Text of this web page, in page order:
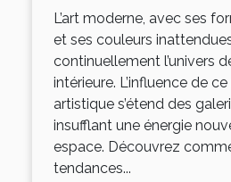
L’art moderne, avec ses
et ses couleurs
continuellement l’univers
intérieure. L’influence de
artistique s’étend des
insufflant une énergie
espace. Découvrez
tendances...